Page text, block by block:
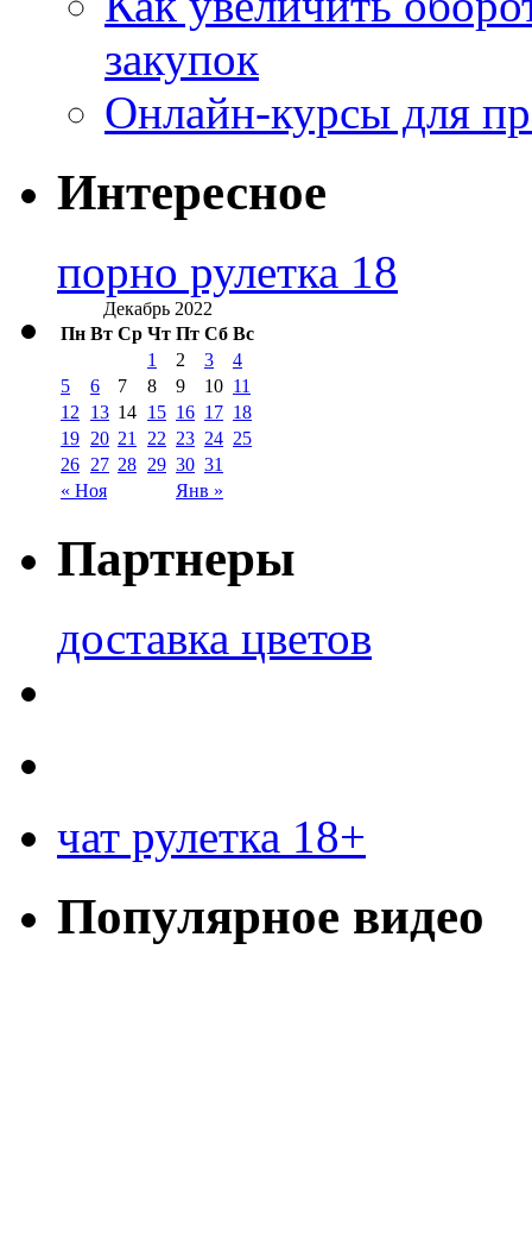
закупок
Онлайн-курсы для
Интересное
порно рулетка 18
Декабрь 2022
Пн Вт Ср Чт Пт Сб Вс
« Ноя Янв »
1 2 3
4
5
6 7 8 9 10 11
12
13 14 15 16 17 18
19 20 21 22 23 24 25
26 27 28 29 30 31
Партнеры
доставка цветов
чат рулетка 18+
Популярное видео